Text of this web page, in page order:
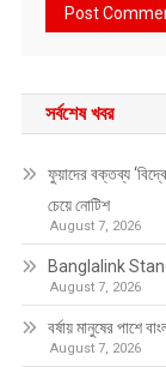
সর্বশেষ খবর
ফুয়াদের বক্তব্য
চেয়ে নোটিশ
August 7, 2026
Banglalink
August 7, 2026
বর্ষায় মানুষের পাশে
August 7, 2026